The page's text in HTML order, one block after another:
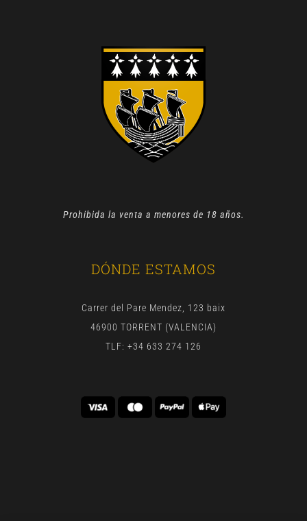
Prohibida la venta a menores de 18 años.
DÓNDE ESTAMOS
Carrer del Pare Mendez, 123 baix
46900 TORRENT (VALENCIA)
TLF: +34 633 274 126